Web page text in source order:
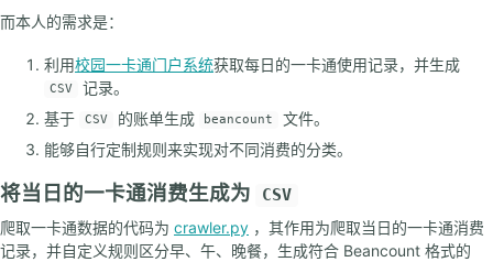
而本人的需求是：
利用校园一卡通门户系统获取每日的一卡通使用记录，并生成
CSV
记录。
基于
CSV 的账单生成 beancount
文件。
能够自行定制规则来实现对不同消费的分类。
将当日的一卡通消费生成为 CSV
爬取一卡通数据的代码为 crawler.py ，其作用为爬取当日的一卡通消费
记录，并自定义规则区分早、午、晚餐，生成符合 Beancount 格式的